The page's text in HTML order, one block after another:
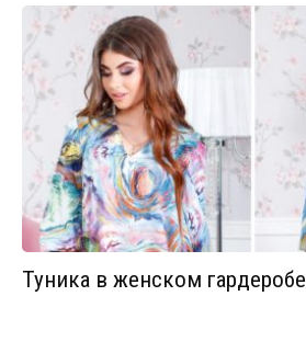
Туника в женском гардеробе